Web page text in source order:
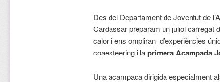
Des del Departament de Joventut de
Cardassar preparam un juliol carregat
calor i ens ompliran d’experiències
coaesteering i laprimera Acampada
Una acampada dirigida especialment